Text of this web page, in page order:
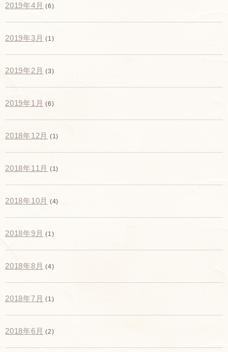
2019年4月 (6)
2019年3月 (1)
2019年2月 (3)
2019年1月 (6)
2018年12月 (1)
2018年11月 (1)
2018年10月 (4)
2018年9月 (1)
2018年8月 (4)
2018年7月 (1)
2018年6月 (2)